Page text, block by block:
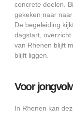
concrete doelen.
gekeken naar
De begeleiding
dagstart,
van Rhenen blijft
blijft liggen.
Voor
In Rhenen kan